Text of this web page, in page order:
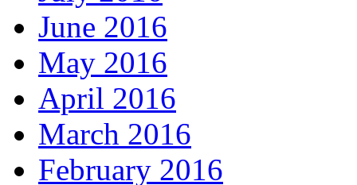
June 2016
May 2016
April 2016
March 2016
February 2016